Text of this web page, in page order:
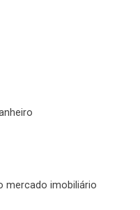
mercado imobiliário